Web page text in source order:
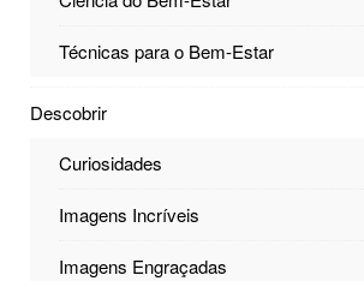
Técnicas para o Bem-Estar
Descobrir
Curiosidades
Imagens Incríveis
Imagens Engraçadas